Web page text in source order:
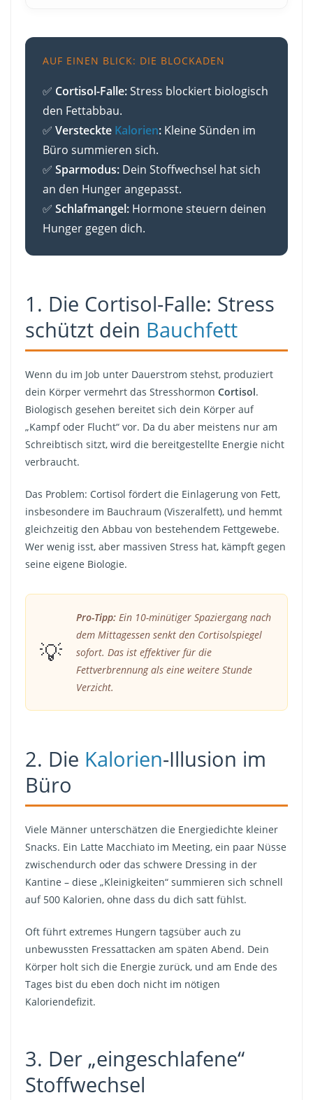
AUF EINEN BLICK: DIE BLOCKADEN
✅ Cortisol-Falle:Stress blockiert biologisch
den Fettabbau.
✅ Versteckte Kalorien: Kleine Sünden im
Büro summieren sich.
✅ Sparmodus: Dein Stoffwechsel hat sich
an den Hunger angepasst.
✅ Schlafmangel: Hormone steuern deinen
Hunger gegen dich.
1. Die Cortisol-Falle: Stress
schützt dein Bauchfett
Wenn du im Job unter Dauerstrom stehst, produziert
dein Körper vermehrt das Stresshormon Cortisol.
Biologisch gesehen bereitet sich dein Körper auf
„Kampf oder Flucht“ vor. Da du aber meistens nur am
Schreibtisch sitzt, wird die bereitgestellte Energie nicht
verbraucht.
Das Problem: Cortisol fördert die Einlagerung von Fett,
insbesondere im Bauchraum (Viszeralfett), und hemmt
gleichzeitig den Abbau von bestehendem Fettgewebe.
Wer wenig isst, aber massiven Stress hat, kämpft gegen
seine eigene Biologie.
💡
Pro-Tipp: Ein 10-minütiger Spaziergang nach
dem Mittagessen senkt den Cortisolspiegel
sofort. Das ist effektiver für die
Fettverbrennung als eine weitere Stunde
Verzicht.
2. Die Kalorien-Illusion im
Büro
Viele Männer unterschätzen die Energiedichte kleiner
Snacks. Ein Latte Macchiato im Meeting, ein paar Nüsse
zwischendurch oder das schwere Dressing in der
Kantine – diese „Kleinigkeiten“ summieren sich schnell
auf 500 Kalorien, ohne dass du dich satt fühlst.
Oft führt extremes Hungern tagsüber auch zu
unbewussten Fressattacken am späten Abend. Dein
Körper holt sich die Energie zurück, und am Ende des
Tages bist du eben doch nicht im nötigen
Kaloriendefizit.
3. Der „eingeschlafene“
Stoffwechsel